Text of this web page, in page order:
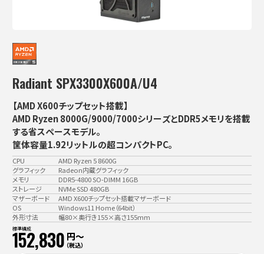
Radiant SPX3300X600A/U4
【AMD X600チップセット搭載】
AMD Ryzen 8000G/9000/7000シリーズとDDR5メモリを搭載
する省スペースモデル。
筐体容量1.92リットルの超コンパクトPC。
CPU
AMD Ryzen 5 8600G
グラフィック
Radeon内蔵グラフィック
メモリ
DDR5-4800 SO-DIMM 16GB
ストレージ
NVMe SSD 480GB
マザーボード
AMD X600チップセット搭載マザーボード
OS
Windows11 Home（64bit）
外形寸法
幅80×奥行き155×高さ155mm
標準構成
152,830 円〜
（税込）